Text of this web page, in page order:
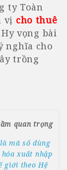
ty Toàn
vị cho thuê
vọng bài
nghĩa cho
trồng
quan trọng
mã số dùng
xuất nhập
giới theo Hệ